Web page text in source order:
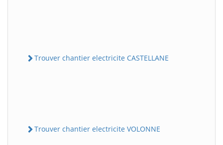
Trouver chantier electricite CASTELLANE
Trouver chantier electricite VOLONNE